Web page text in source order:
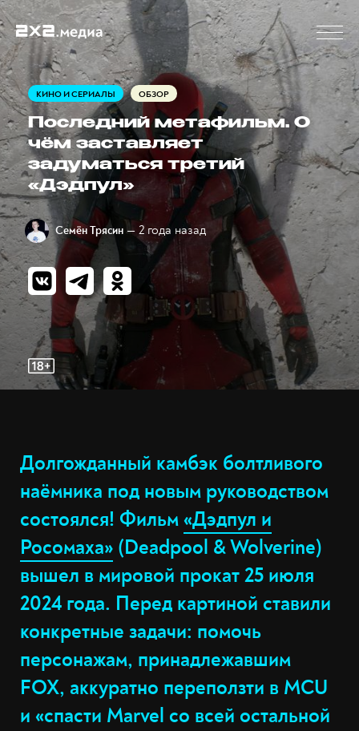
КИНО И СЕРИАЛЫ ОБЗОР
Последний метафильм. О
чём заставляет
задуматься третий
«Дэдпул»
Семён Трясин — 2 года назад
Долгожданный камбэк болтливого
наёмника под новым руководством
состоялся! Фильм«Дэдпул и
Росомаха» (Deadpool & Wolverine)
вышел в мировой прокат 25 июля
2024 года. Перед картиной ставили
конкретные задачи: помочь
персонажам, принадлежавшим
FOX, аккуратно переползти в MCU
и «спасти Marvel со всей остальной